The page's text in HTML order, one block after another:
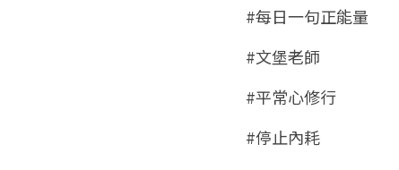
#每日一句正能量
#文堡老師
#平常心修行
#停止內耗